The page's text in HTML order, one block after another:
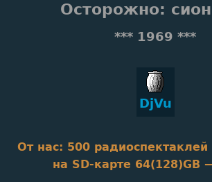
Осторожно:
*** 1969 ***
DjVu
От нас: 500 радиоспектаклей
на SD‑карте 64(128)GB